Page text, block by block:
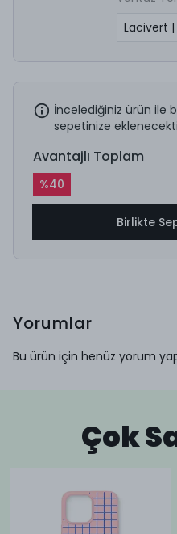
İncelediğiniz ürün ile
sepetinize
Avantajlı Toplam
%40
Birlikte
Yorumlar
Bu ürün için henüz yorum
Çok